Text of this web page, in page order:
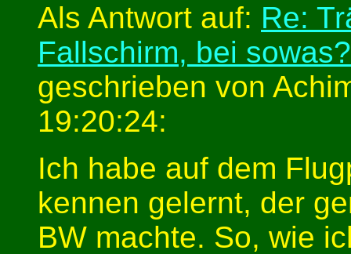
Als Antwort auf: Re:
Fallschirm, bei
geschrieben von
19:20:24:
Ich habe auf dem
kennen gelernt, der
BW machte. So, wie